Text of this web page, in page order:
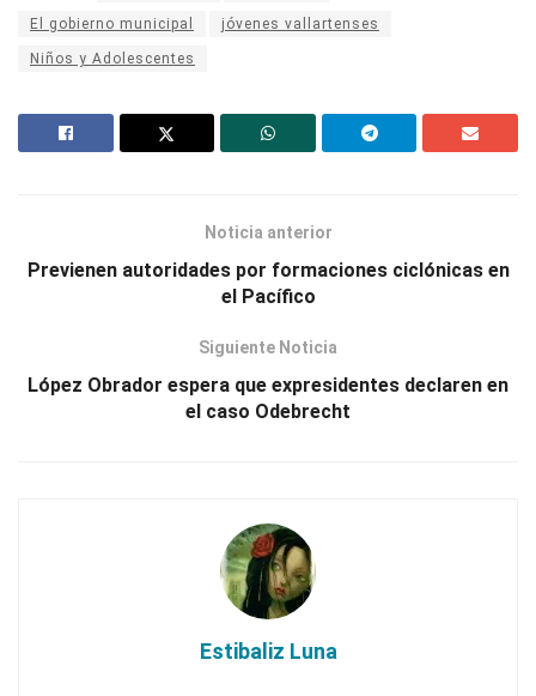
El gobierno municipal jóvenes vallartenses
Niños y Adolescentes
Noticia anterior
Previenen autoridades por formaciones ciclónicas en
el Pacífico
Siguiente Noticia
López Obrador espera que expresidentes declaren en
el caso Odebrecht
Estibaliz Luna